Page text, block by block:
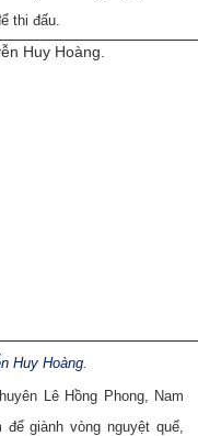
thi đấu.
Huy Hoàng.
Lê Hồng Phong, Nam
giành vòng nguyệt quế,